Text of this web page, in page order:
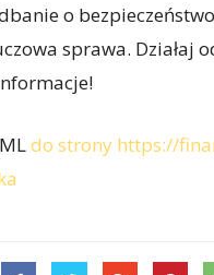
o
sprawa. Działaj
do strony https://